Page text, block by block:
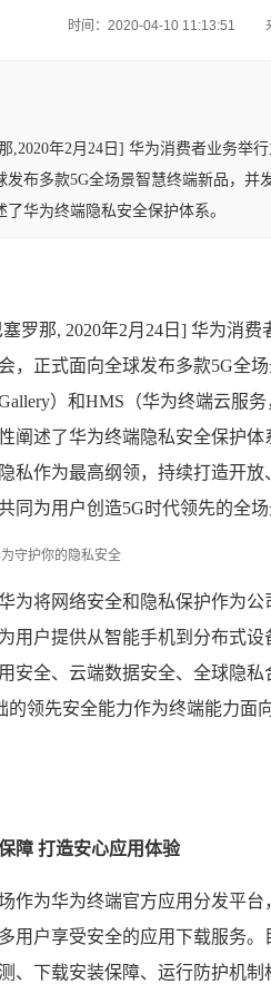
时间：2020-04-10 11:13:51
,2020年2月24日] 华为消费者业务举
发布多款5G全场景智慧终端新品，并
了华为终端隐私安全保护体系。
罗那, 2020年2月24日] 华为消
，正式面向全球发布多款5G全
）和HMS（华为终端云服
阐述了华为终端隐私安全保护
私作为最高纲领，持续打造开
同为用户创造5G时代领先的全场
为将网络安全和隐私保护作为
用户提供从智能手机到分布式
安全、云端数据安全、全球隐
的领先安全能力作为终端能力面
障 打造安心应用体验
作为华为终端官方应用分发平
用户享受安全的应用下载服务
、下载安装保障、运行防护机